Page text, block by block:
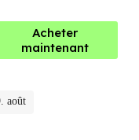
Acheter
maintenant
août